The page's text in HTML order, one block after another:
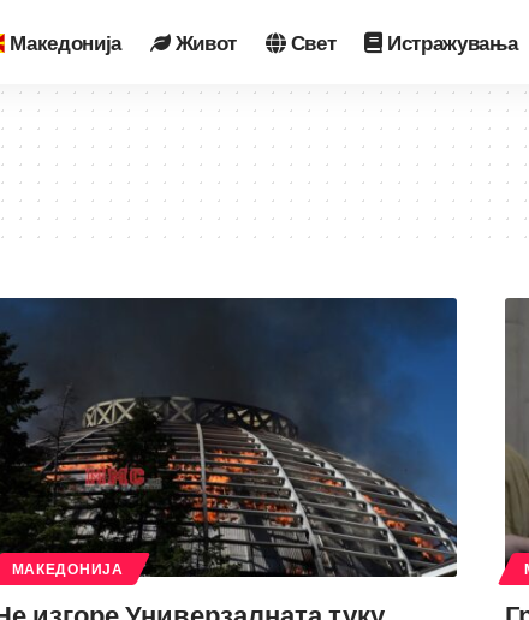
Македонија Живот Свет Истражувања
МАКЕДОНИЈА